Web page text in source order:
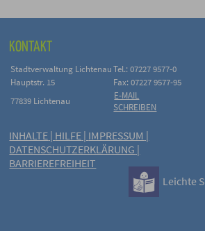
KONTAKT
Stadtverwaltung Lichtenau Tel.: 07227 9577-0
Hauptstr. 15
Fax: 07227 9577-95
77839 Lichtenau
E-MAIL
SCHREIBEN
INHALTE | HILFE | IMPRESSUM |
DATENSCHUTZERKLÄRUNG |
BARRIEREFREIHEIT
Leichte